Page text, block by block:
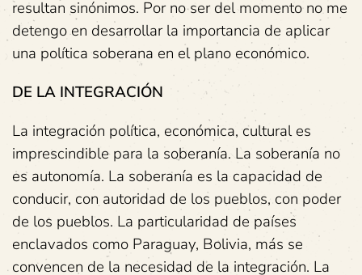
resultan sinónimos. Por no ser del momento no me
detengo en desarrollar la importancia de aplicar
una política soberana en el plano económico.
DE LA INTEGRACIÓN
La integración política, económica, cultural es
imprescindible para la soberanía. La soberanía no
es autonomía. La soberanía es la capacidad de
conducir, con autoridad de los pueblos, con poder
de los pueblos. La particularidad de países
enclavados como Paraguay, Bolivia, más se
convencen de la necesidad de la integración. La